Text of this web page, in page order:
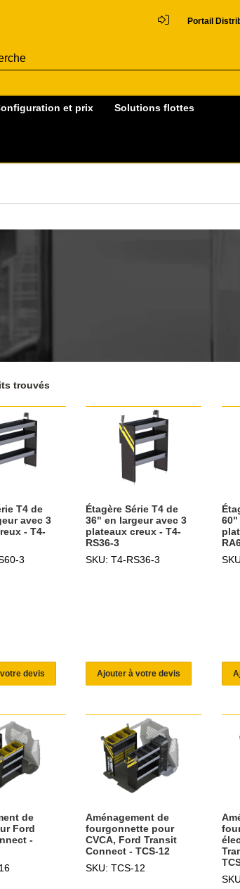
Portail
et prix Solutions flottes
trouvés
T4 de
avec 3
- T4-
3
devis
Étagère Série T4 de
36" en largeur avec 3
plateaux creux - T4-
RS36-3
SKU: T4-RS36-3
Ajouter à votre devis
60"
de
Ford
-
Aménagement de
fourgonnette pour
CVCA, Ford Transit
Connect - TCS-12
SKU: TCS-12